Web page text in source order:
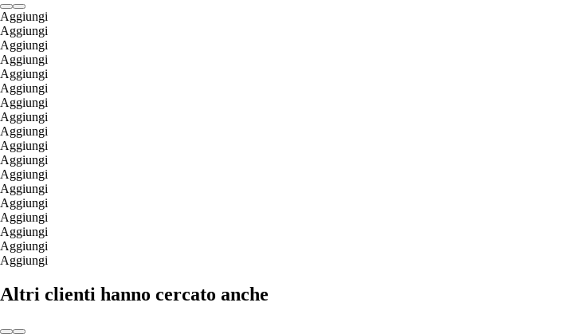
Aggiungi
Aggiungi
Aggiungi
Aggiungi
Aggiungi
Aggiungi
Aggiungi
Aggiungi
Aggiungi
Aggiungi
Aggiungi
Aggiungi
Aggiungi
Aggiungi
Aggiungi
Aggiungi
Aggiungi
Aggiungi
Altri clienti hanno cercato anche